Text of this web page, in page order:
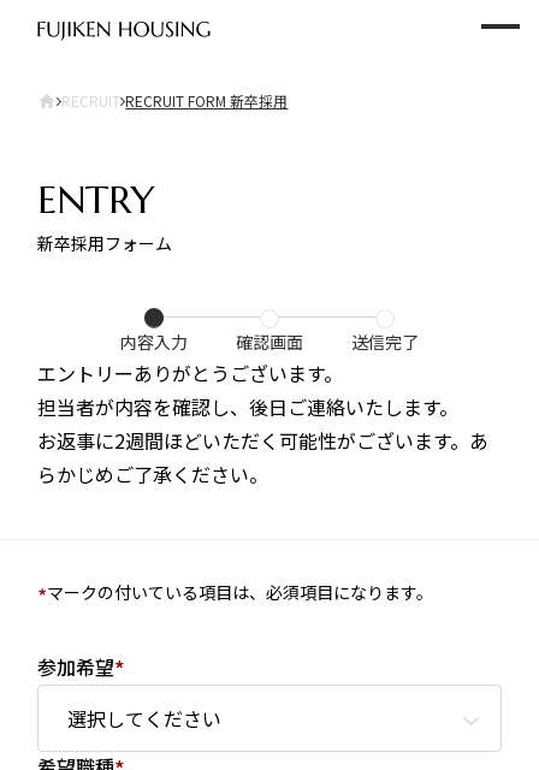
RECRUIT RECRUIT FORM 新卒採用
ENTRY
新卒採用フ ォーム
◯
内容入力
◯
確認画面
◯
送信完了
エントリーありがとうございます。
担当者が内容を確認し、後日ご連絡いたします。
お返事に2週間ほどいただく可能性がございます。あ
らかじめご了承ください。
マークの付いている項目は、必須項目になります。
参加希望*